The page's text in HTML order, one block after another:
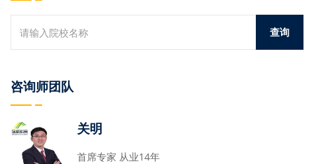
咨询师团队
关明
首席专家 从业14年